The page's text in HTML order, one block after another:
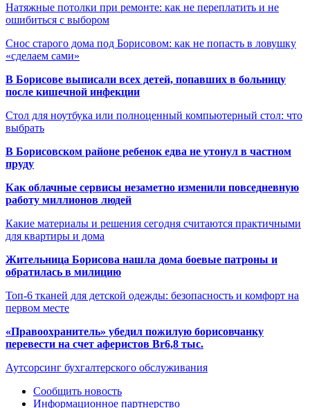
Натяжные потолки при ремонте: как не переплатить и не
ошибиться с выбором
Снос старого дома под Борисовом: как не попасть в ловушку
«сделаем сами»
В Борисове выписали всех детей, попавших в больницу
после кишечной инфекции
Стол для ноутбука или полноценный компьютерный стол: что
выбрать
В Борисовском районе ребенок едва не утонул в частном
пруду
Как облачные сервисы незаметно изменили повседневную
работу миллионов людей
Какие материалы и решения сегодня считаются практичными
для квартиры и дома
Жительница Борисова нашла дома боевые патроны и
обратилась в милицию
Топ-6 тканей для детской одежды: безопасность и комфорт на
первом месте
«Правоохранитель» убедил пожилую борисовчанку
перевести на счет аферистов Br6,8 тыс.
Аутсорсинг бухгалтерского обслуживания
Сообщить новость
Информационное партнерство